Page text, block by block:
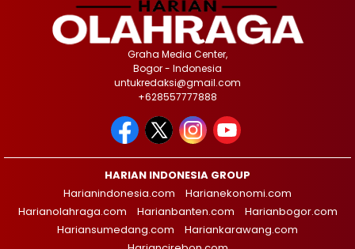
Graha Media Center,
Bogor - Indonesia
untukredaksi@gmail.com
+628557777888
HARIAN INDONESIA GROUP
Harianindonesia.com
Harianekonomi.com
Harianolahraga.com
Harianbanten.com
Harianbogor.com
Hariansumedang.com
Hariankarawang.com